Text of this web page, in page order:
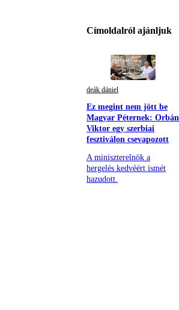
Címoldalról ajánljuk
deák dániel
Ez megint nem jött be
Magyar Péternek: Orbán
Viktor egy szerbiai
fesztiválon csevapozott
A miniszterelnök a
hergelés kedvéért ismét
hazudott.